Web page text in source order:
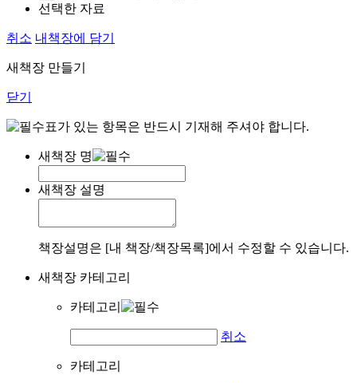
선택한 자료
취소 내책장에 담기
새책장 만들기
닫기
표가 있는 항목은 반드시 기재해 주셔야 합니다.
새책장 명
새책장 설명
책장설명은 [내 책장/책장목록]에서 수정할 수 있습니다.
새책장 카테고리
카테고리
취소
카테고리